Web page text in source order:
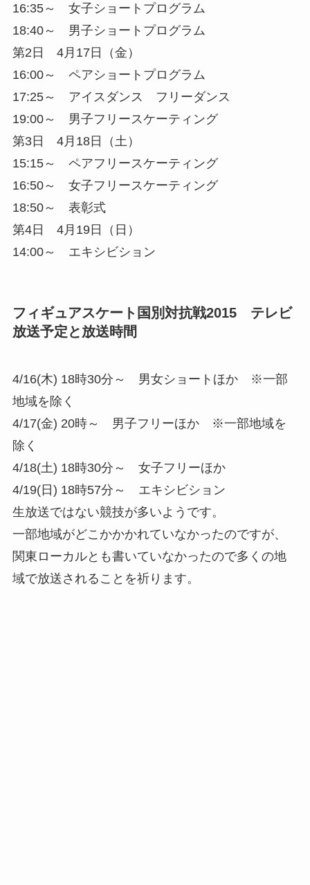
16:35～ 女子ショートプログラム
18:40～ 男子ショートプログラム
第2日 4月17日（金）
16:00～ ペアショートプログラム
17:25～ アイスダンス フリーダンス
19:00～ 男子フリースケーティング
第3日 4月18日（土）
15:15～ ペアフリースケーティング
16:50～ 女子フリースケーティング
18:50～ 表彰式
第4日 4月19日（日）
14:00～ エキシビション
フィギュアスケート国別対抗戦2015 テレビ
放送予定と放送時間
4/16(木) 18時30分～ 男女ショートほか ※一部
地域を除く
4/17(金) 20時～ 男子フリーほか ※一部地域を
除く
4/18(土) 18時30分～ 女子フリーほか
4/19(日) 18時57分～ エキシビション
生放送ではない競技が多いようです。
一部地域がどこかかかれていなかったのですが、
関東ローカルとも書いていなかったので多くの地
域で放送されることを祈ります。